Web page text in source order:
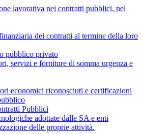
lavorativa nei contratti pubblici, nel
dei contratti al termine della loro
pubblico privato
servizi e forniture di somma urgenza e
economici riconosciuti e certificazioni
Pubblici
adottate dalle SA e enti
delle proprie attività.